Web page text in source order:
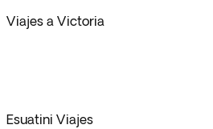
Viajes a Victoria
Esuatini Viajes